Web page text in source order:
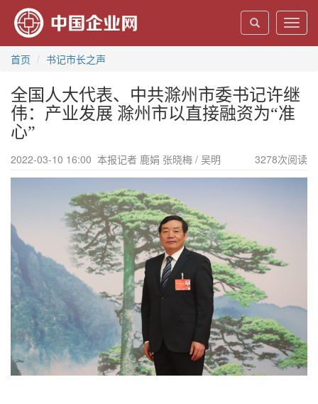
首页
书记市长之声
全国人大代表、中共滁州市委书记许继
伟：产业发展 滁州市以直接融资为“准
心”
2022-03-10 16:00 本报记者 鹿娟 张晓梅 / 吴明 3278次阅读